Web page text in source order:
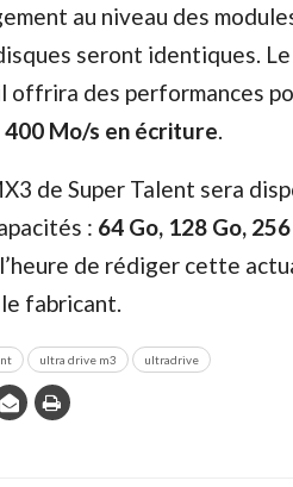
au niveau des
seront identiques.
offrira des performances
400 Mo/s en écriture.
de Super Talent sera
: 64 Go, 128 Go,
de rédiger cette
fabricant.
ultra drive m3 ultradrive